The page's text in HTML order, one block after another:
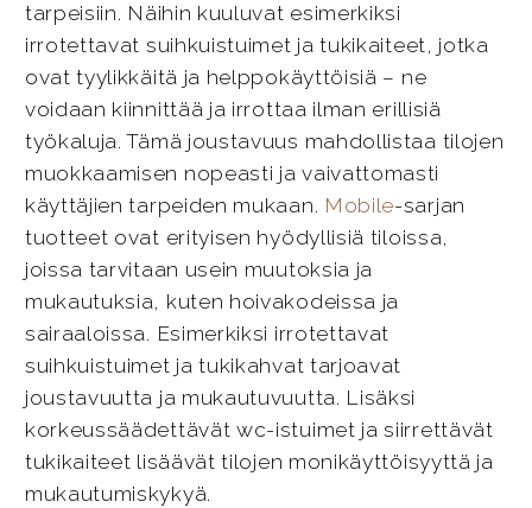
tarpeisiin. Näihin kuuluvat esimerkiksi
irrotettavat suihkuistuimet ja tukikaiteet, jotka
ovat tyylikkäitä ja helppokäyttöisiä – ne
voidaan kiinnittää ja irrottaa ilman erillisiä
työkaluja. Tämä joustavuus mahdollistaa tilojen
muokkaamisen nopeasti ja vaivattomasti
käyttäjien tarpeiden mukaan. Mobile-sarjan
tuotteet ovat erityisen hyödyllisiä tiloissa,
joissa tarvitaan usein muutoksia ja
mukautuksia, kuten hoivakodeissa ja
sairaaloissa. Esimerkiksi irrotettavat
suihkuistuimet ja tukikahvat tarjoavat
joustavuutta ja mukautuvuutta. Lisäksi
korkeussäädettävät wc-istuimet ja siirrettävät
tukikaiteet lisäävät tilojen monikäyttöisyyttä ja
mukautumiskykyä.